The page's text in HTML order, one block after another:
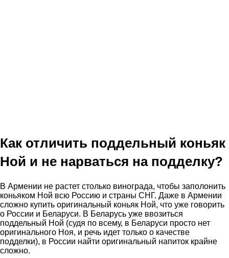
Как отличить поддельный коньяк
Ной и не нарваться на подделку?
В Армении не растет столько винограда, чтобы заполонить
коньяком Ной всю Россию и страны СНГ. Даже в Армении
сложно купить оригинальный коньяк Ной, что уже говорить
о России и Беларуси. В Беларусь уже ввозиться
поддельный Ной (судя по всему, в Беларуси просто нет
оригинального Ноя, и речь идет только о качестве
подделки), в России найти оригинальный напиток крайне
сложно.